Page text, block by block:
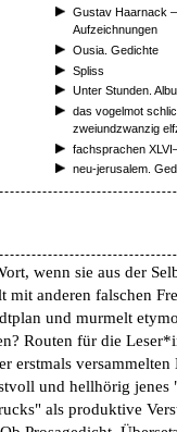
Gustav Haarnack
Aufzeichnungen
Ousia. Gedichte
Spliss
Unter Stunden.
das vogelmot
zweiundzwanzig
fachsprachen
neu-jerusalem.
wenn sie aus der
anderen falschen
und murmelt
Routen für die
erstmals
und hellhörig jenes
als produktive